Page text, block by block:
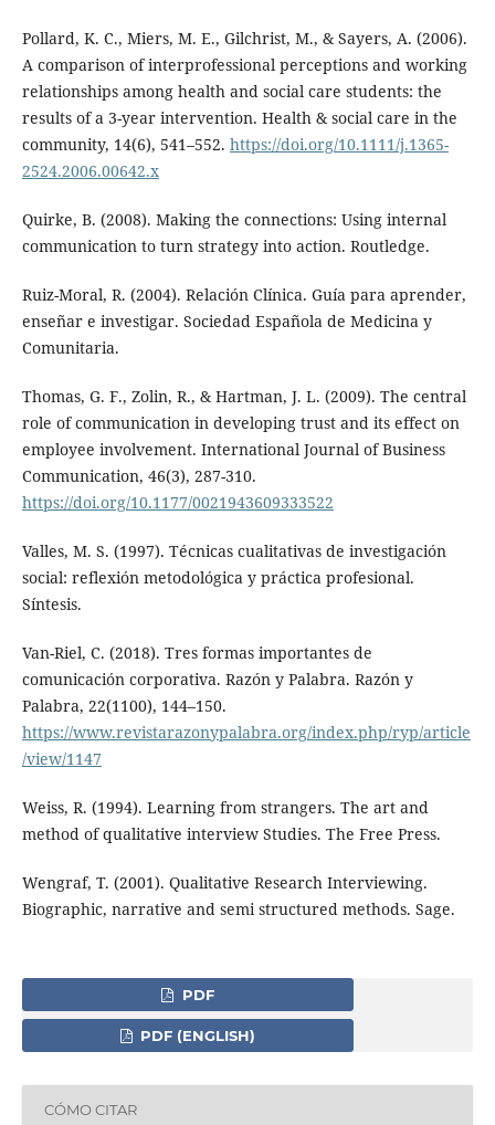
Pollard, K. C., Miers, M. E., Gilchrist, M., & Sayers, A. (2006).
A comparison of interprofessional perceptions and working
relationships among health and social care students: the
results of a 3-year intervention. Health & social care in the
community, 14(6), 541–552. https://doi.org/10.1111/j.1365-
2524.2006.00642.x
Quirke, B. (2008). Making the connections: Using internal
communication to turn strategy into action. Routledge.
Ruiz-Moral, R. (2004). Relación Clínica. Guía para aprender,
enseñar e investigar. Sociedad Española de Medicina y
Comunitaria.
Thomas, G. F., Zolin, R., & Hartman, J. L. (2009). The central
role of communication in developing trust and its effect on
employee involvement. International Journal of Business
Communication, 46(3), 287-310.
https://doi.org/10.1177/0021943609333522
Valles, M. S. (1997). Técnicas cualitativas de investigación
social: reflexión metodológica y práctica profesional.
Síntesis.
Van-Riel, C. (2018). Tres formas importantes de
comunicación corporativa. Razón y Palabra. Razón y
Palabra, 22(1100), 144–150.
https://www.revistarazonypalabra.org/index.php/ryp/article
/view/1147
Weiss, R. (1994). Learning from strangers. The art and
method of qualitative interview Studies. The Free Press.
Wengraf, T. (2001). Qualitative Research Interviewing.
Biographic, narrative and semi structured methods. Sage.
PDF
PDF (ENGLISH)
CÓMO CITAR